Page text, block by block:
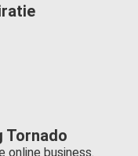
Tornado
online business.